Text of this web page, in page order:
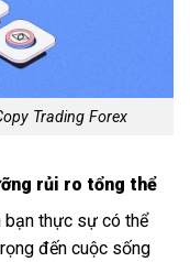
Trading Forex
rủi ro tổng thể
thực sự có thể
đến cuộc sống